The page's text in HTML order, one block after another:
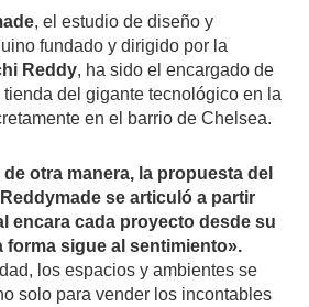
, el estudio de diseño y
fundado y dirigido por la
Reddy, ha sido el encargado de
del gigante tecnológico en la
en el barrio de Chelsea.
otra manera, la propuesta del
se articuló a partir
encara cada proyecto desde su
forma sigue al sentimiento».
los espacios y ambientes se
solo para vender los incontables